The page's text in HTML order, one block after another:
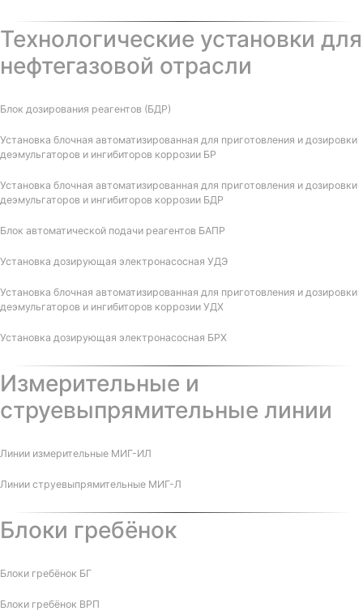
Технологические установки для
нефтегазовой отрасли
Блок дозирования реагентов (БДР)
Установка блочная автоматизированная для приготовления и дозировки
деэмульгаторов и ингибиторов коррозии БР
Установка блочная автоматизированная для приготовления и дозировки
деэмульгаторов и ингибиторов коррозии БДР
Блок автоматической подачи реагентов БАПР
Установка дозирующая электронасосная УДЭ
Установка блочная автоматизированная для приготовления и дозировки
деэмульгаторов и ингибиторов коррозии УДХ
Установка дозирующая электронасосная БРХ
Измерительные и
струевыпрямительные линии
Линии измерительные МИГ-ИЛ
Линии струевыпрямительные МИГ-Л
Блоки гребёнок
Блоки гребёнок БГ
Блоки гребёнок ВРП